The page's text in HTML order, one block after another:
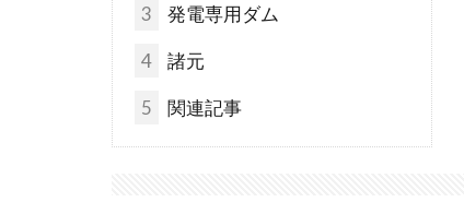
3 発電専用ダム
4 諸元
5 関連記事